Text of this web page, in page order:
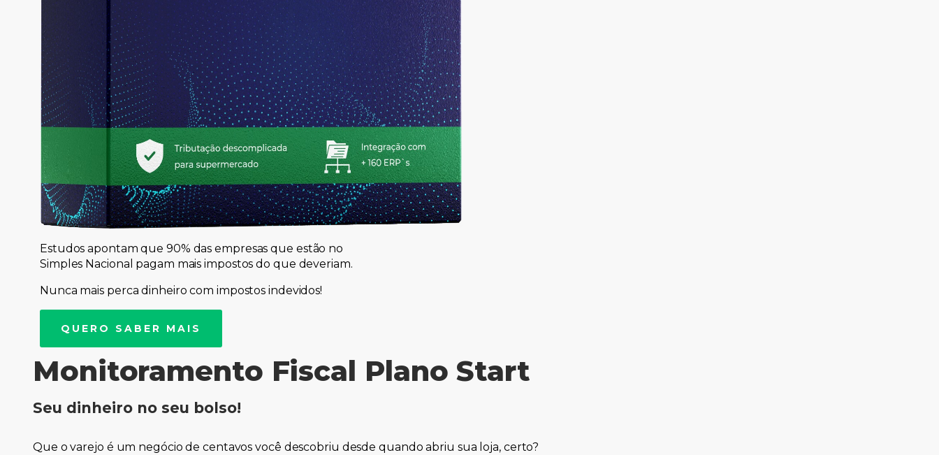
Estudos apontam que 90% das empresas que estão no
Simples Nacional pagam mais impostos do que deveriam.
Nunca mais perca dinheiro com impostos indevidos!
QUERO SABER MAIS
Monitoramento Fiscal Plano Start
Seu dinheiro no seu bolso!
Que o varejo é um negócio de centavos você descobriu desde quando abriu sua loja, certo?